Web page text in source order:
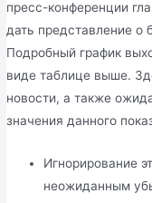
пресс-конференции
дать представление о
Подробный график
виде таблице выше.
новости, а также
значения данного
Игнорирование
неожиданным